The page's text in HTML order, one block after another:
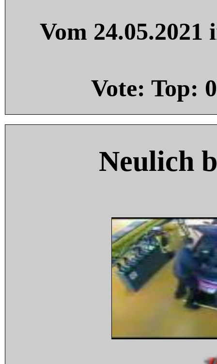
Vom
Vote: Top: 0
Neulich